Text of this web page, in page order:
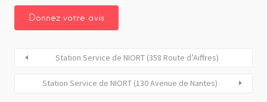
Station Service de NIORT (358 Route d’Aiffres)
Station Service de NIORT (130 Avenue de Nantes)